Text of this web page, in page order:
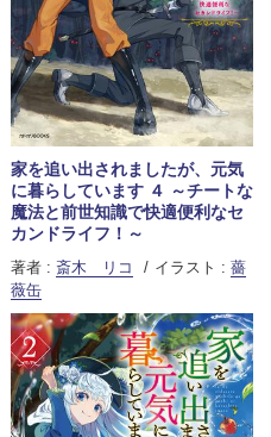
家を追い出されましたが、元気
に暮らしています ４ ～チートな
魔法と前世知識で快適便利なセ
カンドライフ！～
著者 : 斎木 リコ イラスト : 薔
薇缶